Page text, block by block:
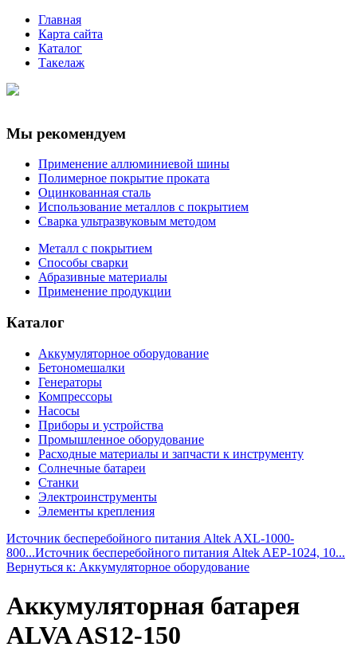
Главная
Карта сайта
Каталог
Такелаж
Мы рекомендуем
Применение аллюминиевой шины
Полимерное покрытие проката
Оцинкованная сталь
Использование металлов с покрытием
Сварка ультразвуковым методом
Металл с покрытием
Способы сварки
Абразивные материалы
Применение продукции
Каталог
Аккумуляторное оборудование
Бетономешалки
Генераторы
Компрессоры
Насосы
Приборы и устройства
Промышленное оборудование
Расходные материалы и запчасти к инструменту
Солнечные батареи
Станки
Электроинструменты
Элементы крепления
Источник бесперебойного питания Altek AXL-1000-
800...Источник бесперебойного питания Altek AEP-1024, 10...
Вернуться к: Аккумуляторное оборудование
Аккумуляторная батарея
ALVA AS12-150